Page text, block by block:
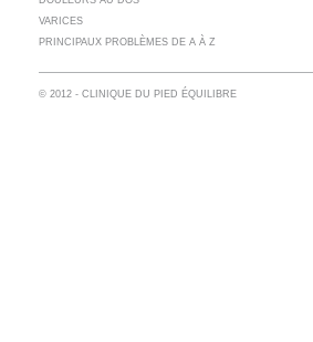
VARICES
PRINCIPAUX PROBLÈMES DE A À Z
© 2012 - CLINIQUE DU PIED ÉQUILIBRE